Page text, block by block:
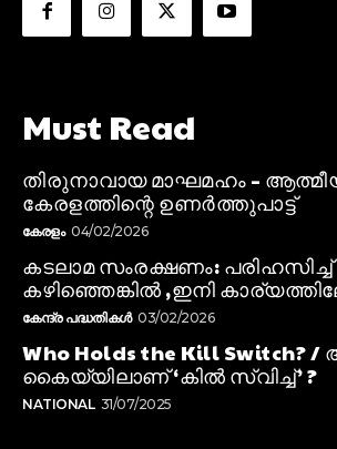
Must Read
തിരുനാവായ മാഘമഹം –
കേരളത്തിന്റെ ഉണർത്തുപാട്ട്
കേരളം 04/02/2026
കടലാമ സംരക്ഷണം: പരിഹസിച്ച്
കഴിഞ്ഞെങ്കിൽ ,ഇനി
കേന്ദ്ര പദ്ധതികൾ 03/02/2026
Who Holds the Kill Switch?
കൈയ്യിലാണ് ‘കിൽ സ്വിച്ച്’ ?
NATIONAL 31/07/2025